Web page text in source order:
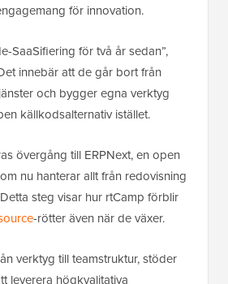
för innovation.
SaaSifiering för två år sedan”,
innebär att de går bort från
och bygger egna verktyg
källkodsalternativ istället.
övergång till ERPNext, en open
nu hanterar allt från redovisning
steg visar hur rtCamp förblir
-rötter även när de växer.
verktyg till teamstruktur, stöder
leverera högkvalitativa